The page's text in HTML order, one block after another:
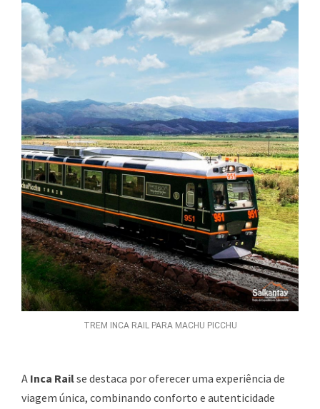
TREM INCA RAIL PARA MACHU PICCHU
A Inca Railse destaca por oferecer uma experiência de
viagem única, combinando conforto e autenticidade